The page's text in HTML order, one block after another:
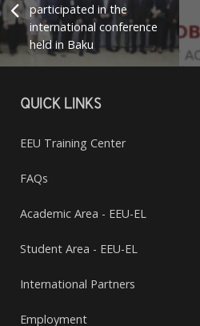
participated in the
international conference
held in Baku
QUICK LINKS
EEU Training Center
FAQs
Academic Area - EEU-EL
Student Area - EEU-EL
International Partners
Employment